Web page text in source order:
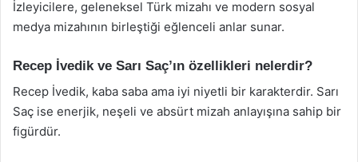
İzleyicilere, geleneksel Türk mizahı ve modern sosyal
medya mizahının birleştiği eğlenceli anlar sunar.
Recep İvedik ve Sarı Saç’ın özellikleri nelerdir?
Recep İvedik, kaba saba ama iyi niyetli bir karakterdir. Sarı
Saç ise enerjik, neşeli ve absürt mizah anlayışına sahip bir
figürdür.